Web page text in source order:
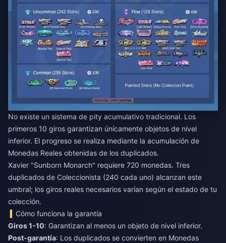
No existe un sistema de pity acumulativo tradicional. Los
primeros 10 giros garantizan únicamente objetos de nivel
inferior. El progreso se realiza mediante la acumulación de
Monedas Reales obtenidas de los duplicados.
Xavier "Sunborn Monarch" requiere 720 monedas. Tres
duplicados de Coleccionista (240 cada uno) alcanzan este
umbral; los giros reales necesarios varían según el estado de tu
colección.
Cómo funciona la garantía
Giros 1-10: Garantizan al menos un objeto de nivel inferior.
Post-garantía: Los duplicados se convierten en Monedas